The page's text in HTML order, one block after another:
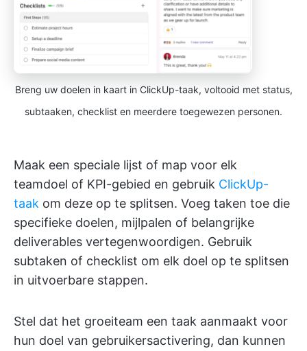
Breng uw doelen in kaart in ClickUp-taak, voltooid met status,
subtaaken, checklist en meerdere toegewezen personen.
Maak een speciale lijst of map voor elk
teamdoel of KPI-gebied en gebruik ClickUp-
taak om deze op te splitsen. Voeg taken toe die
specifieke doelen, mijlpalen of belangrijke
deliverables vertegenwoordigen. Gebruik
subtaken of checklist om elk doel op te splitsen
in uitvoerbare stappen.
Stel dat het groeiteam een taak aanmaakt voor
hun doel van gebruikersactivering, dan kunnen